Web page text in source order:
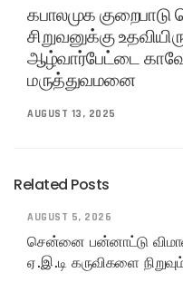
கபாலமுக
சிறுவனுக்கு
ஆழ்வார்பேட்டை
மருத்துவமனை
AUGUST 13, 2025
Related Posts
AUGUST 5, 2026
சென்னை பன்னாட்டு
ஏ.இ.டி கருவிகளை